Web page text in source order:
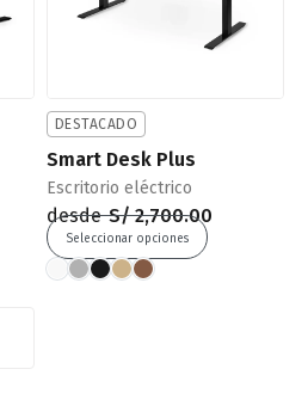
DESTACADO
Smart Desk Plus
Escritorio eléctrico
desde S/2,700.00
Seleccionar opciones